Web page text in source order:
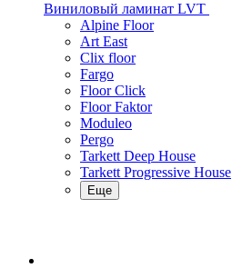
Виниловый ламинат LVT
Alpine Floor
Art East
Clix floor
Fargo
Floor Click
Floor Faktor
Moduleo
Pergo
Tarkett Deep House
Tarkett Progressive House
Еще